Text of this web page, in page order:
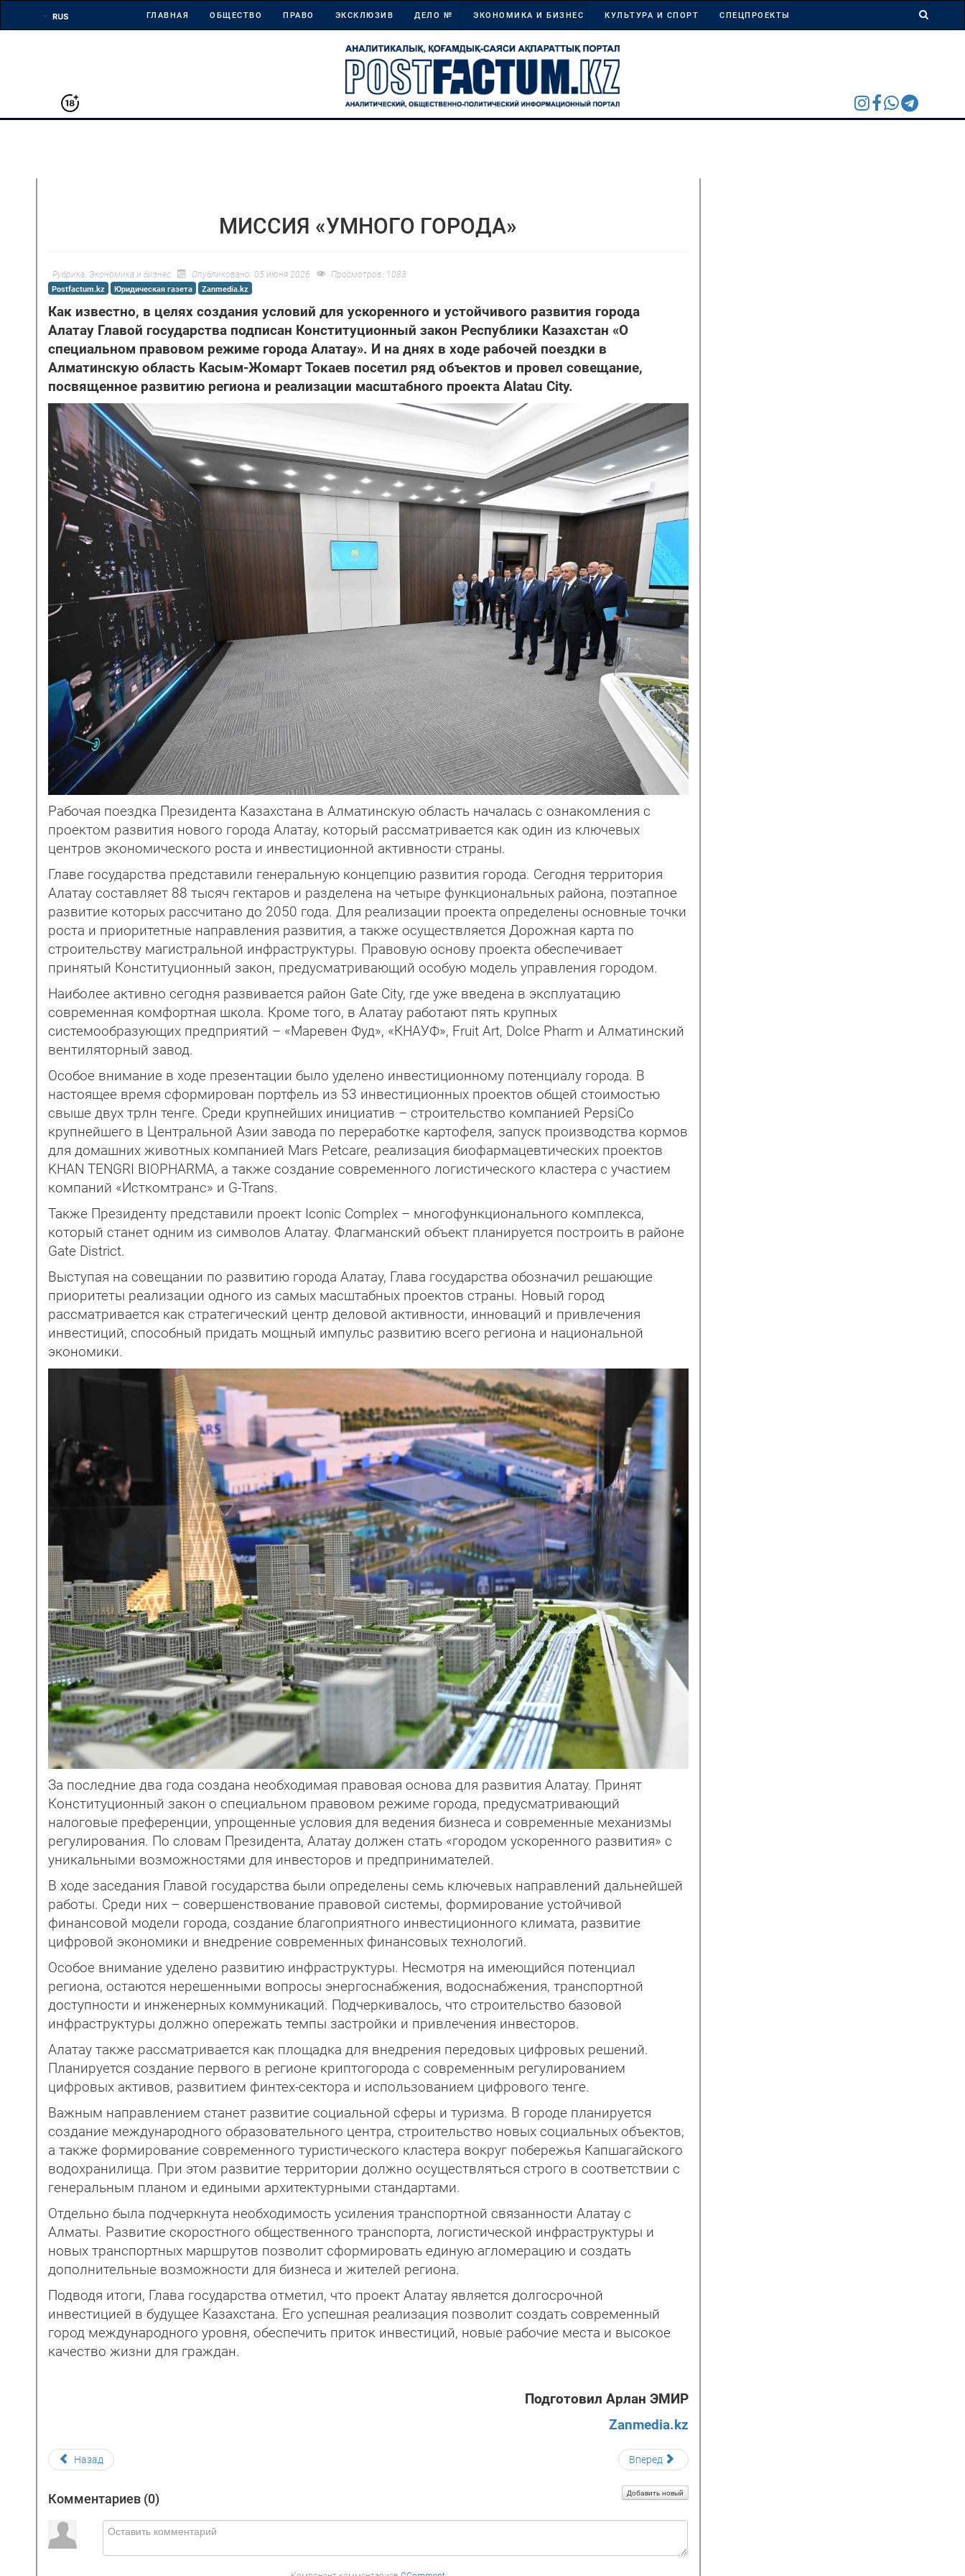
ГЛАВНАЯ ОБЩЕСТВО ПРАВО ЭКСКЛЮЗИВ ДЕЛО № ЭКОНОМИКА И БИЗНЕС КУЛЬТУРА И СПОРТ СПЕЦПРОЕКТЫ
МИССИЯ «УМНОГО ГОРОДА»
Рубрика: Экономика и бизнес Опубликовано: 05 июня 2026 Просмотров: 1083
Postfactum.kz Юридическая газета Zanmedia.kz
Как известно, в целях создания условий для ускоренного и устойчивого развития города
Алатау Главой государства подписан Конституционный закон Республики Казахстан «О
специальном правовом режиме города Алатау». И на днях в ходе рабочей поездки в
Алматинскую область Касым-Жомарт Токаев посетил ряд объектов и провел совещание,
посвященное развитию региона и реализации масштабного проекта Alatau City.
Рабочая поездка Президента Казахстана в Алматинскую область началась с ознакомления с
проектом развития нового города Алатау, который рассматривается как один из ключевых
центров экономического роста и инвестиционной активности страны.
Главе государства представили генеральную концепцию развития города. Сегодня территория
Алатау составляет 88 тысяч гектаров и разделена на четыре функциональных района, по­этапное
развитие которых рассчитано до 2050 года. Для реализации проекта определены основные точки
роста и приоритетные направления развития, а также осуществляется Дорожная карта по
строительству магистральной инфраструктуры. Правовую основу проекта обеспечивает
принятый Конституционный закон, предусматривающий особую модель управления городом.
Наиболее активно сегодня развивается район Gate City, где уже введена в эксплуатацию
современная комфортная школа. Кроме того, в Алатау работают пять крупных
системообразующих предприятий – «Маревен Фуд», «КНАУФ», Fruit Art, Dolce Pharm и Алматинский
вентиляторный завод.
Особое внимание в ходе презентации было уделено инвестиционному потенциалу города. В
настоящее время сформирован портфель из 53 инвестиционных проектов общей стоимостью
свыше двух трлн тенге. Среди крупнейших инициатив – строительство компанией PepsiCo
крупнейшего в Центральной Азии завода по переработке картофеля, запуск производства кормов
для домашних животных компанией Mars Petcare, реализация биофармацевтических проектов
KHAN TENGRI BIOPHARMA, а также создание современного логистического кластера с участием
компаний «Исткомтранс» и G-Trans.
Также Президенту представили проект Iconic Complex – многофункционального комплекса,
который станет одним из символов Алатау. Флагманский объект планируется построить в районе
Gate District.
Выступая на совещании по развитию города Алатау, Глава государства обозначил решающие
приоритеты реализации одного из самых масштабных проектов страны. Новый город
рассматривается как стратегический центр деловой активности, инноваций и привлечения
инвестиций, способный придать мощный импульс развитию всего региона и национальной
экономики.
За последние два года создана необходимая правовая основа для развития Алатау. Принят
Конституционный закон о специальном правовом режиме города, предусматривающий
налоговые преференции, упрощенные условия для ведения бизнеса и современные механизмы
регулирования. По словам Президента, Алатау должен стать «городом ускоренного развития» с
уникальными возможностями для инвесторов и предпринимателей.
В ходе заседания Главой государства были определены семь ключевых направлений дальнейшей
работы. Среди них – совершенствование правовой системы, формирование устойчивой
финансовой модели города, создание благоприятного инвестиционного климата, развитие
цифровой экономики и внедрение современных финансовых технологий.
Особое внимание уделено развитию инфраструктуры. Несмотря на имеющийся потенциал
региона, остаются нерешенными вопросы энергоснабжения, водоснабжения, транспортной
доступности и инженерных коммуникаций. Подчеркивалось, что строительство базовой
инфраструктуры должно опережать темпы застройки и привлечения инвесторов.
Алатау также рассматривается как площадка для внедрения передовых цифровых решений.
Планируется создание первого в регионе криптогорода с современным регулированием
цифровых активов, развитием финтех-сектора и использованием цифрового тенге.
Важным направлением станет развитие социальной сферы и туризма. В городе планируется
создание международного образовательного центра, строительство новых социальных объектов,
а также формирование современного туристического кластера вокруг побережья Капшагайского
водохранилища. При этом развитие территории должно осуществляться строго в соответствии с
генеральным планом и едиными архитектурными стандартами.
Отдельно была подчеркнута необходимость усиления транспортной связанности Алатау с
Алматы. Развитие скоростного общественного транспорта, логистической инфраструктуры и
новых транспортных маршрутов позволит сформировать единую агломерацию и создать
дополнительные возможности для бизнеса и жителей региона.
Подводя итоги, Глава государства отметил, что проект Алатау является долгосрочной
инвестицией в будущее Казахстана. Его успешная реа­лизация позволит создать современный
город международного уровня, обеспечить приток инвестиций, новые рабочие места и высокое
качество жизни для граждан.
Подготовил Арлан ЭМИР
Zanmedia.kz
Назад Вперед
Комментариев (0) Добавить новый